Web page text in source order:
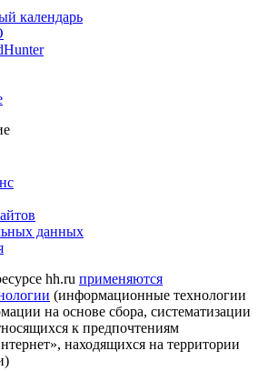
календарь
данных
hh.ru применяются
(информационные технологии
на основе сбора, систематизации
к предпочтениям
находящихся на территории